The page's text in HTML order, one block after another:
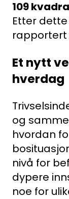
109
Etter
rapportert
Et nytt
hverdag
og
hvordan
nivå for
dypere
noe for